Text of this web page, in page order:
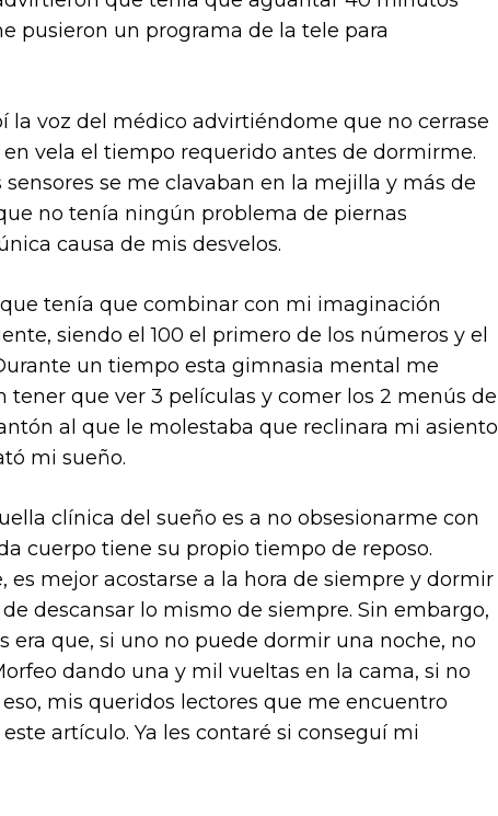
pusieron un programa de la tele para
la voz del médico advirtiéndome que no cerrase
vela el tiempo requerido antes de dormirme.
se me clavaban en la mejilla y más de
no tenía ningún problema de piernas
causa de mis desvelos.
tenía que combinar con mi imaginación
siendo el 100 el primero de los números y el
un tiempo esta gimnasia mental me
que ver 3 películas y comer los 2 menús de
al que le molestaba que reclinara mi asiento
mi sueño.
clínica del sueño es a no obsesionarme con
cuerpo tiene su propio tiempo de reposo.
mejor acostarse a la hora de siempre y dormir
descansar lo mismo de siempre. Sin embargo,
que, si uno no puede dormir una noche, no
dando una y mil vueltas en la cama, si no
mis queridos lectores que me encuentro
artículo. Ya les contaré si conseguí mi